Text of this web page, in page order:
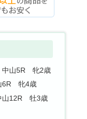
山5R 牝2歳
6R 牝4歳
12R 牡3歳